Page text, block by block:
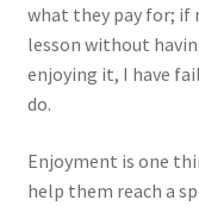
Locations
My Bookings
what they pay for; if
lesson without
enjoying it, I have
do.
Enjoyment is one
help them reach a